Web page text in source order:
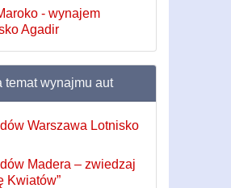
- wynajem
Agadir
temat wynajmu aut
Warszawa Lotnisko
Madera – zwiedzaj
Kwiatów”